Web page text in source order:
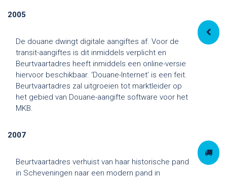
2005
De douane dwingt digitale aangiftes af. Voor de
transit-aangiftes is dit inmiddels verplicht en
Beurtvaartadres heeft inmiddels een online-versie
hiervoor beschikbaar. ‘Douane-Internet’ is een feit.
Beurtvaartadres zal uitgroeien tot marktleider op
het gebied van Douane-aangifte software voor het
MKB.
2007
Beurtvaartadres verhuist van haar historische pand
in Scheveningen naar een modern pand in